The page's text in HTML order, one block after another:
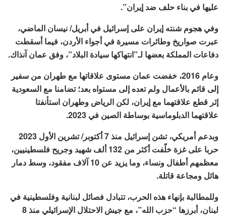
عليها في بناء حلف ضد إيران”.
وفي هجوم شنته إيران على إسرائيل في أبريل/ نيسان الماضي،
عبرت صواريخ وطائرات مسيرة في أجواء الأردن، فيما أسقطت
دفاعات المملكة بعضها لـ”انتهاكها سيادة البلاد”، وفق عمان آنذاك.
وعام 2016، خفضت عمان مستوى علاقاتها مع طهران من سفير
إلى قائم بالأعمال ولم تعده إلى مستواه بعد؛ تضامنا مع السعودية
إثر قطع علاقتهما مع إيران، لكن الرياض وطهران استأنفتا
علاقتهما الدبلوماسية بوساطة الصين في 2023.
وبدعم أمريكي، تشن إسرائيل منذ 7 أكتوبر/ تشرين الأول 2023
حربا على غزة خلّفت أكثر من 132 ألف شهيد وجريح فلسطينيين،
معظمهم أطفال ونساء، وما يزيد عن 10 آلاف مفقود، وسط دمار
هائل ومجاعة قاتلة.
وللمطالبة بإنهاء هذه الحرب، تتبادل فصائل لبنانية وفلسطينية في
لبنان، أبرزها “حزب الله”، مع جيش الاحتلال الإسرائيلي منذ 8